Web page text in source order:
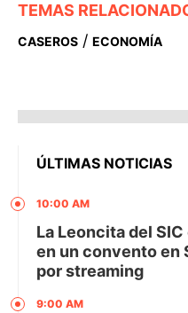
TEMAS
CASEROS / ECONOMÍA
ÚLTIMAS NOTICIAS
10:00 AM
La Leoncita del
en un convento en
por streaming
9:00 AM